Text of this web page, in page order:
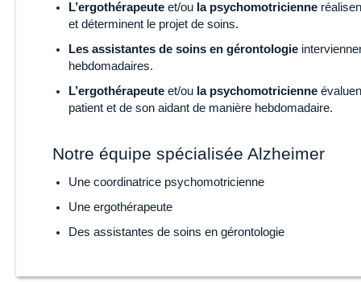
L’ergothérapeuteet/ou la psychomotricienne
et déterminent le projet de soins.
Les assistantes de soins en gérontologie
hebdomadaires.
L’ergothérapeuteet/ou la psychomotricienne
patient et de son aidant de manière hebdomadaire.
Notre équipe spécialisée Alzheimer
Une coordinatrice psychomotricienne
Une ergothérapeute
Des assistantes de soins en gérontologie